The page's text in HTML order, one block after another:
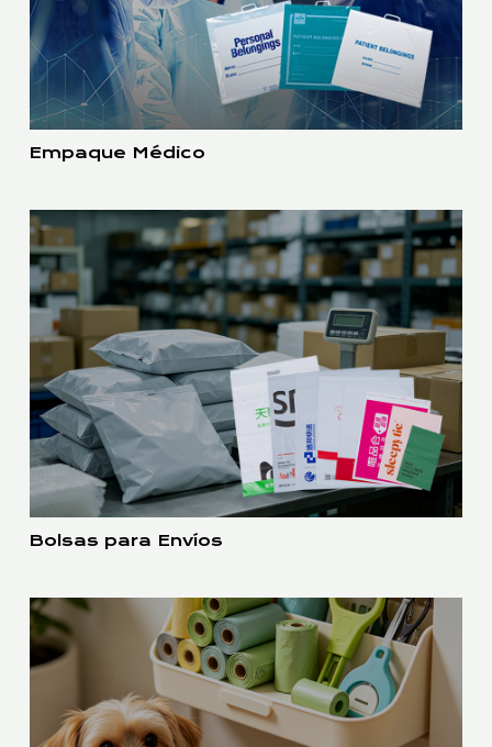
Empaque Médico
Bolsas para Envíos